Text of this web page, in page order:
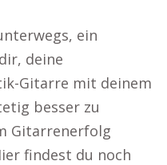
ein
deine
Gitarre mit deinem
besser zu
Gitarrenerfolg
findest du noch